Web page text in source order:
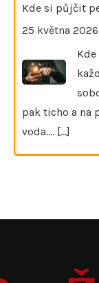
Kde si půjčit
25 května 2026
pak ticho a na
voda.… [...]